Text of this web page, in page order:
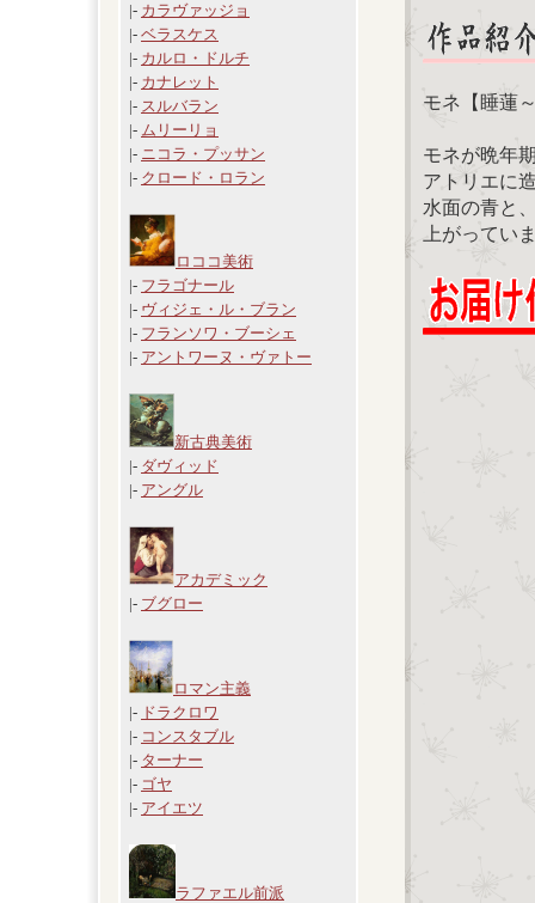
|- カラヴァッジョ
|- ベラスケス
|- カルロ・ドルチ
|- カナレット
|- スルバラン
|- ムリーリョ
|- ニコラ・プッサン
|- クロード・ロラン
ロココ美術
|- フラゴナール
|- ヴィジェ・ル・ブラン
|- フランソワ・ブーシェ
|- アントワーヌ・ヴァトー
新古典美術
|- ダヴィッド
|- アングル
アカデミック
|- ブグロー
ロマン主義
|- ドラクロワ
|- コンスタブル
|- ターナー
|- ゴヤ
|- アイエツ
ラファエル前派
モネ【睡蓮
モネが晩年
アトリエに
水面の青と
上がってい